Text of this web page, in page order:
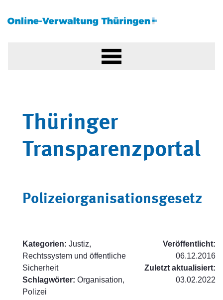
Thüringer
Transparenzportal
Polizeiorganisationsgesetz
Kategorien: Justiz,
Rechtssystem und öffentliche
Sicherheit
Schlagwörter: Organisation,
Polizei
Veröffentlicht:
06.12.2016
Zuletzt aktualisiert:
03.02.2022